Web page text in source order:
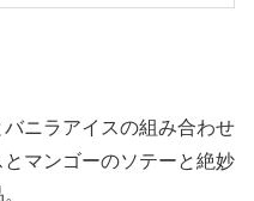
ニラアイスの組み合わせ
マンゴーのソテーと絶妙